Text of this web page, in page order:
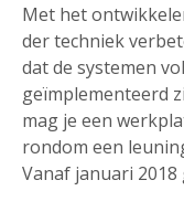
Met het
der techniek
dat de systemen
geïmplementeerd
mag je een
rondom een
Vanaf januari